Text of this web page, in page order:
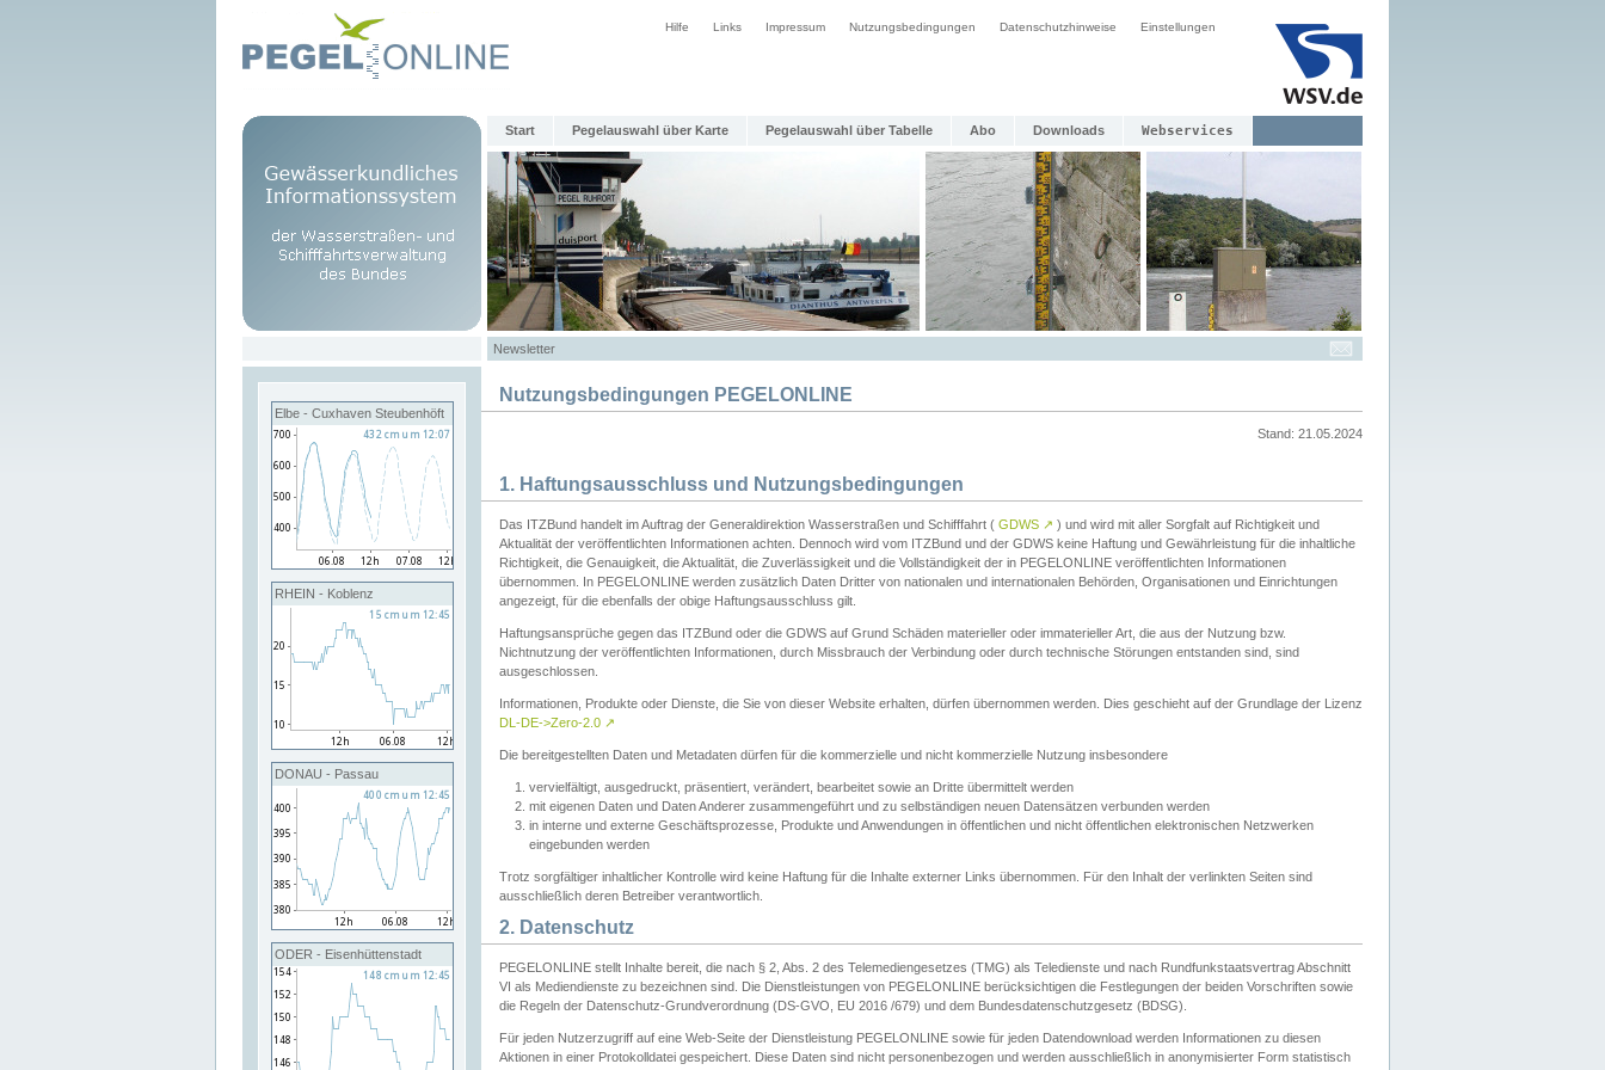
Hilfe Links Impressum Nutzungsbedingungen Datenschutzhinweise Einstellungen
Start Pegelauswahl über Karte Pegelauswahl über Tabelle Abo Downloads Webservices
Newsletter
Elbe - Cuxhaven Steubenhöft
RHEIN - Koblenz
DONAU - Passau
ODER - Eisenhüttenstadt
Nutzungsbedingungen PEGELONLINE
Stand: 21.05.2024
1. Haftungsausschluss und Nutzungsbedingungen
Das ITZBund handelt im Auftrag der Generaldirektion Wasserstraßen und Schifffahrt ( GDWS ↗ ) und wird mit aller Sorgfalt auf Richtigkeit und
Aktualität der veröffentlichten Informationen achten. Dennoch wird vom ITZBund und der GDWS keine Haftung und Gewährleistung für die inhaltliche
Richtigkeit, die Genauigkeit, die Aktualität, die Zuverlässigkeit und die Vollständigkeit der in PEGELONLINE veröffentlichten Informationen
übernommen. In PEGELONLINE werden zusätzlich Daten Dritter von nationalen und internationalen Behörden, Organisationen und Einrichtungen
angezeigt, für die ebenfalls der obige Haftungsausschluss gilt.
Haftungsansprüche gegen das ITZBund oder die GDWS auf Grund Schäden materieller oder immaterieller Art, die aus der Nutzung bzw.
Nichtnutzung der veröffentlichten Informationen, durch Missbrauch der Verbindung oder durch technische Störungen entstanden sind, sind
ausgeschlossen.
Informationen, Produkte oder Dienste, die Sie von dieser Website erhalten, dürfen übernommen werden. Dies geschieht auf der Grundlage der Lizenz
DL-DE->Zero-2.0 ↗
Die bereitgestellten Daten und Metadaten dürfen für die kommerzielle und nicht kommerzielle Nutzung insbesondere
vervielfältigt, ausgedruckt, präsentiert, verändert, bearbeitet sowie an Dritte übermittelt werden
mit eigenen Daten und Daten Anderer zusammengeführt und zu selbständigen neuen Datensätzen verbunden werden
in interne und externe Geschäftsprozesse, Produkte und Anwendungen in öffentlichen und nicht öffentlichen elektronischen Netzwerken
eingebunden werden
Trotz sorgfältiger inhaltlicher Kontrolle wird keine Haftung für die Inhalte externer Links übernommen. Für den Inhalt der verlinkten Seiten sind
ausschließlich deren Betreiber verantwortlich.
2. Datenschutz
PEGELONLINE stellt Inhalte bereit, die nach § 2, Abs. 2 des Telemediengesetzes (TMG) als Teledienste und nach Rundfunkstaatsvertrag Abschnitt
VI als Mediendienste zu bezeichnen sind. Die Dienstleistungen von PEGELONLINE berücksichtigen die Festlegungen der beiden Vorschriften sowie
die Regeln der Datenschutz-Grundverordnung (DS-GVO, EU 2016 /679) und dem Bundesdatenschutzgesetz (BDSG).
Für jeden Nutzerzugriff auf eine Web-Seite der Dienstleistung PEGELONLINE sowie für jeden Datendownload werden Informationen zu diesen
Aktionen in einer Protokolldatei gespeichert. Diese Daten sind nicht personenbezogen und werden ausschließlich in anonymisierter Form statistisch